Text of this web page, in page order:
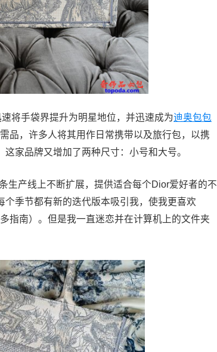
将手袋界提升为明星地位，并迅速成为迪奥包包
品，许多人将其用作日常携带以及旅行包，以携
这家品牌又增加了两种尺寸：小号和大号。
生产线上不断扩展，提供适合每个Dior爱好者的不
个季节都有新的迭代版本吸引我，使我更喜欢
指南）。但是我一直迷恋并在计算机上的文件夹